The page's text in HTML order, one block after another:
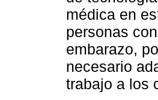
médica en
personas
embarazo,
necesario
trabajo a los